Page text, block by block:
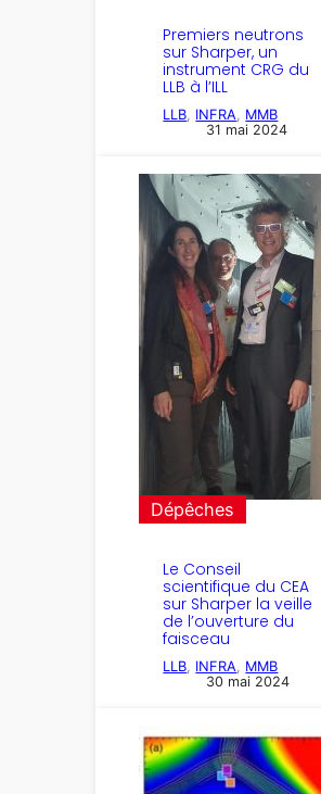
Premiers neutrons
sur Sharper, un
instrument CRG du
LLB à l’ILL
LLB INFRA
MMB
31 mai 2024
Dépêches
Le Conseil
scientifique du CEA
sur Sharper la veille
de l’ouverture du
faisceau
LLB, INFRA, MMB
30 mai 2024